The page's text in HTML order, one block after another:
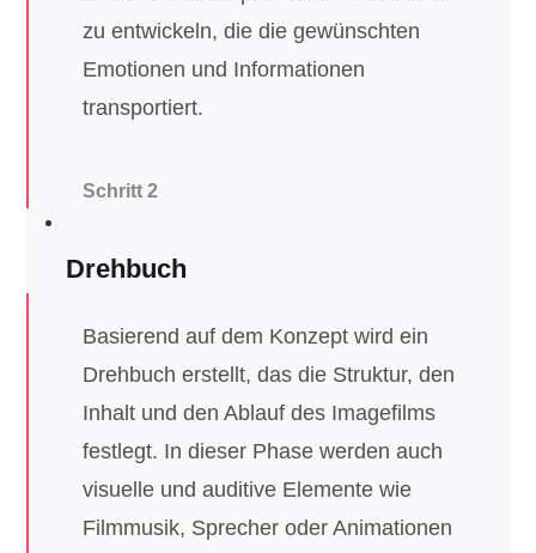
zu entwickeln, die die gewünschten
Emotionen und Informationen
transportiert.
Schritt 2
Drehbuch
Basierend auf dem Konzept wird ein
Drehbuch erstellt, das die Struktur, den
Inhalt und den Ablauf des Imagefilms
festlegt. In dieser Phase werden auch
visuelle und auditive Elemente wie
Filmmusik, Sprecher oder Animationen